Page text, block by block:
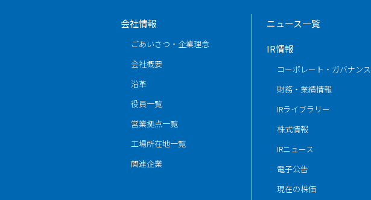
会社情報
ごあいさつ・企業理念
会社概要
沿革
役員一覧
営業拠点一覧
工場所在地一覧
関連企業
ニュース一覧
IR情報
コーポレート・ガバナンス
財務・業績情報
IRライブラリー
株式情報
IRニュース
電子公告
現在の株価